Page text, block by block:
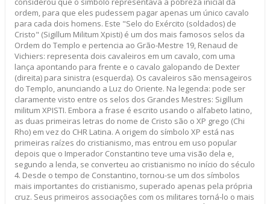
ordem, para que eles pudessem pagar apenas um único cavalo
para cada dois homens. Este "Selo do Exército (soldados) de
Cristo" (Sigillum Militum Xpisti) é um dos mais famosos selos da
Ordem do Templo e pertencia ao Grão-Mestre 19, Renaud de
Vichiers: representa dois cavaleiros em um cavalo, com uma
lança apontando para frente e o cavalo galopando de Dexter
(direita) para sinistra (esquerda). Os cavaleiros são mensageiros
do Templo, anunciando a Luz do Oriente. Na legenda: pode ser
claramente visto entre os selos dos Grandes Mestres: Sigillum
militum XPISTI. Embora a frase é escrito usando o alfabeto latino,
as duas primeiras letras do nome de Cristo são o XP grego (Chi
Rho) em vez do CHR Latina. A origem do símbolo XP está nas
primeiras raízes do cristianismo, mas entrou em uso popular
depois que o Imperador Constantino teve uma visão dela e,
segundo a lenda, se converteu ao cristianismo no início do século
4. Desde o tempo de Constantino, tornou-se um dos símbolos
mais importantes do cristianismo, superado apenas pela própria
cruz. Seus primeiros associações com os militares torná-lo o mais